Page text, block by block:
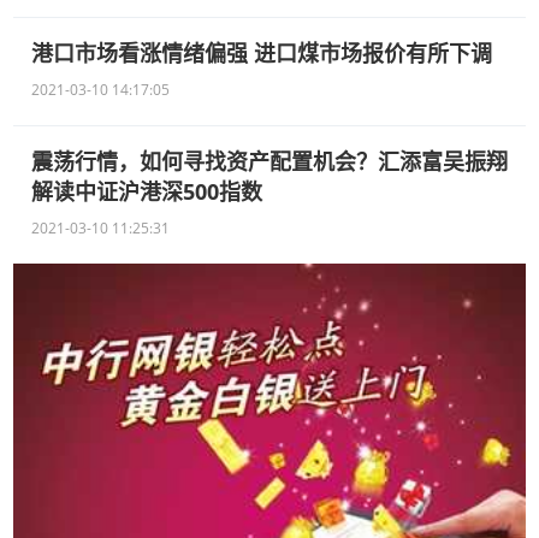
港口市场看涨情绪偏强 进口煤市场报价有所下调
2021-03-10 14:17:05
震荡行情，如何寻找资产配置机会？汇添富吴振翔
解读中证沪港深500指数
2021-03-10 11:25:31